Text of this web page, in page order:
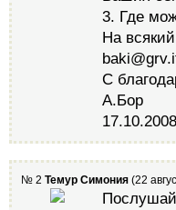
3. Где
На
С
А.Бор
№ 2 Темур Симония (22